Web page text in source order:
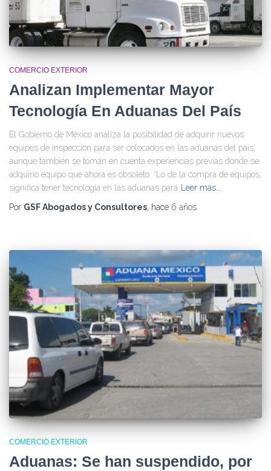
COMERCIO EXTERIOR
Analizan Implementar Mayor
Tecnología En Aduanas Del País
El Gobierno de México analiza la posibilidad de adquirir nuevos
equipos de inspección para ser colocados en las aduanas del país;
aunque también se toman en cuenta experiencias previas donde se
adquirió equipo que ahora es obsoleto. “Lo de la compra de equipos,
significa tener tecnología en las aduanas para
Leer más…
Por GSF Abogados y Consultores, hace 6 años
COMERCIO EXTERIOR
Aduanas: Se han suspendido, por